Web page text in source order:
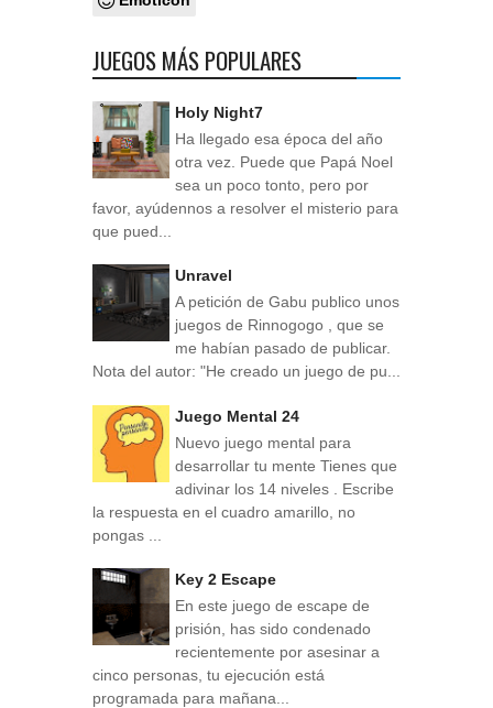
JUEGOS MÁS POPULARES
Holy Night7
Ha llegado esa época del año
otra vez. Puede que Papá Noel
sea un poco tonto, pero por
favor, ayúdennos a resolver el misterio para
que pued...
Unravel
A petición de Gabu publico unos
juegos de Rinnogogo , que se
me habían pasado de publicar.
Nota del autor: "He creado un juego de pu...
Juego Mental 24
Nuevo juego mental para
desarrollar tu mente Tienes que
adivinar los 14 niveles . Escribe
la respuesta en el cuadro amarillo, no
pongas ...
Key 2 Escape
En este juego de escape de
prisión, has sido condenado
recientemente por asesinar a
cinco personas, tu ejecución está
programada para mañana...